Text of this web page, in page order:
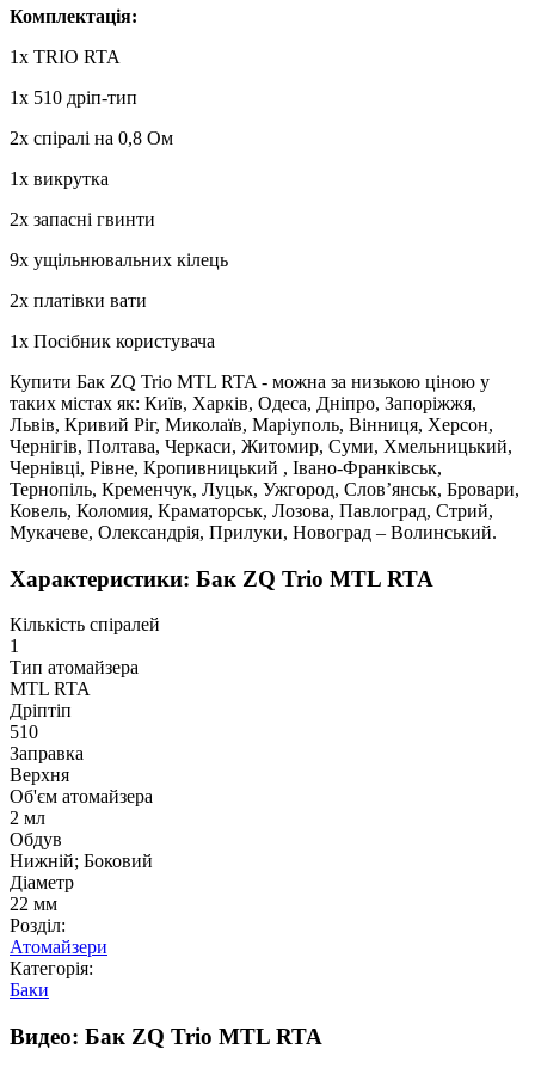
Комплектація:
1x TRIO RTA
1х 510 дріп-тип
2х спіралі на 0,8 Ом
1х викрутка
2х запасні гвинти
9х ущільнювальних кілець
2х платівки вати
1х Посібник користувача
Купити Бак ZQ Trio MTL RTA - можна за низькою ціною у
таких містах як: Київ, Харків, Одеса, Дніпро, Запоріжжя,
Львів, Кривий Ріг, Миколаїв, Маріуполь, Вінниця, Херсон,
Чернігів, Полтава, Черкаси, Житомир, Суми, Хмельницький,
Чернівці, Рівне, Кропивницький , Івано-Франківськ,
Тернопіль, Кременчук, Луцьк, Ужгород, Слов’янськ, Бровари,
Ковель, Коломия, Краматорськ, Лозова, Павлоград, Стрий,
Мукачеве, Олександрія, Прилуки, Новоград – Волинський.
Характеристики: Бак ZQ Trio MTL RTA
Кількість спіралей
1
Тип атомайзера
MTL RTA
Дріптіп
510
Заправка
Верхня
Об'єм атомайзера
2 мл
Обдув
Нижній; Боковий
Діаметр
22 мм
Розділ:
Атомайзери
Категорія:
Баки
Видео: Бак ZQ Trio MTL RTA